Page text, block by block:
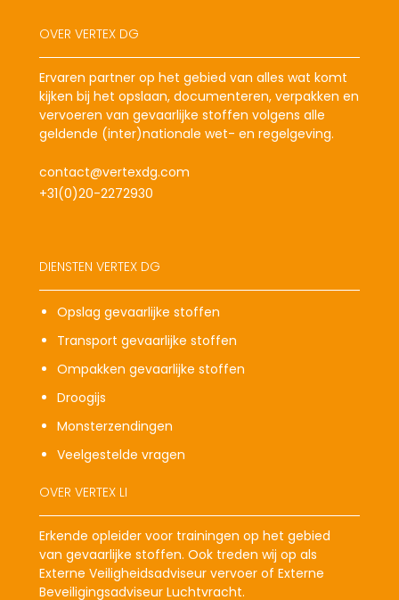
OVER VERTEX DG
Ervaren partner op het gebied van alles wat komt
kijken bij het opslaan, documenteren, verpakken en
vervoeren van gevaarlijke stoffen volgens alle
geldende (inter)nationale wet- en regelgeving.
contact@vertexdg.com
+31(0)20-2272930
DIENSTEN VERTEX DG
Opslag gevaarlijke stoffen
Transport gevaarlijke stoffen
Ompakken gevaarlijke stoffen
Droogijs
Monsterzendingen
Veelgestelde vragen
OVER VERTEX LI
Erkende opleider voor trainingen op het gebied
van gevaarlijke stoffen. Ook treden wij op als
Externe Veiligheidsadviseur vervoer of Externe
Beveiligingsadviseur Luchtvracht.